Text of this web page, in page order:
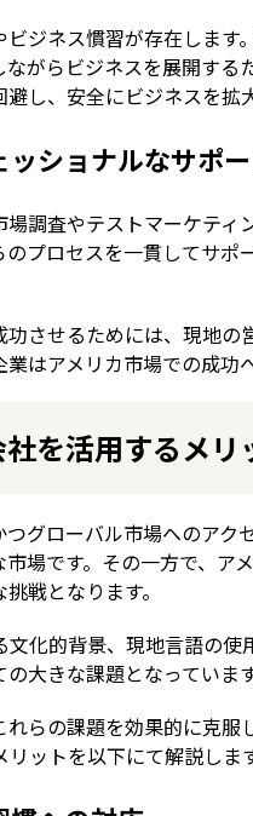
ジネス慣習が存在しま
がらビジネスを展開する
し、安全にビジネスを拡
ショナルなサポ
調査やテストマーケテ
プロセスを一貫してサ
させるためには、現地
はアメリカ市場での成功
を活用するメリ
グローバル市場へのア
場です。その一方で、
戦となります。
化的背景、現地言語の
大きな課題となっています
らの課題を効果的に克服
ットを以下にて解説します